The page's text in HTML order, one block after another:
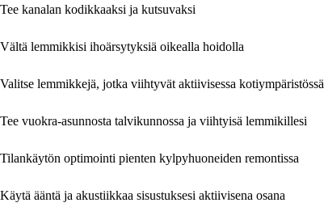
Tee kanalan kodikkaaksi ja kutsuvaksi
Vältä lemmikkisi ihoärsytyksiä oikealla hoidolla
Valitse lemmikkejä, jotka viihtyvät aktiivisessa kotiympäristössä
Tee vuokra-asunnosta talvikunnossa ja viihtyisä lemmikillesi
Tilankäytön optimointi pienten kylpyhuoneiden remontissa
Käytä ääntä ja akustiikkaa sisustuksesi aktiivisena osana